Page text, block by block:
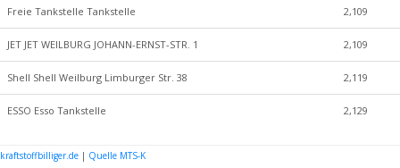
Freie Tankstelle Tankstelle 2,109
JET JET WEILBURG JOHANN-ERNST-STR. 1 2,109
Shell Shell Weilburg Limburger Str. 38 2,119
ESSO Esso Tankstelle 2,129
kraftstoffbilliger.de | Quelle MTS-K